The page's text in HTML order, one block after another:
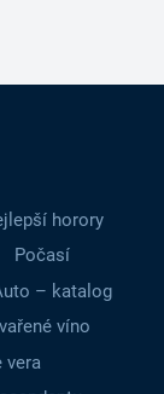
horory
Počasí
– katalog
víno
vera